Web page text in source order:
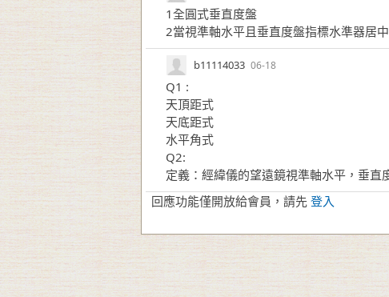
1全圓式垂直度盤
2當視準軸水平且垂直度盤指標水準器居
b11114033 06-18
Q1 :
天頂距式
天底距式
水平角式
Q2:
定義：經緯儀的望遠鏡視準軸水平，垂直
回應功能僅開放給會員，請先 登入